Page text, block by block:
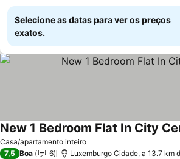
Selecione as datas para ver os preços
exatos.
Casa/apartamento inteiro
New 1 Bedroom Flat In City
7,5 Boa 6 Luxemburgo Cidade, a 13.7 km